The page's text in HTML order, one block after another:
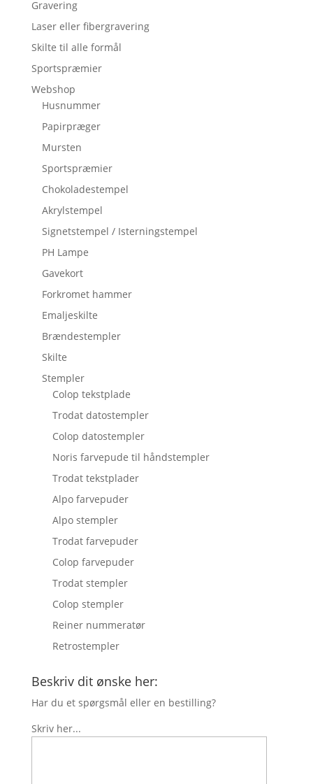
Gravering
Laser eller fibergravering
Skilte til alle formål
Sportspræmier
Webshop
Husnummer
Papirpræger
Mursten
Sportspræmier
Chokoladestempel
Akrylstempel
Signetstempel / Isterningstempel
PH Lampe
Gavekort
Forkromet hammer
Emaljeskilte
Brændestempler
Skilte
Stempler
Colop tekstplade
Trodat datostempler
Colop datostempler
Noris farvepude til håndstempler
Trodat tekstplader
Alpo farvepuder
Alpo stempler
Trodat farvepuder
Colop farvepuder
Trodat stempler
Colop stempler
Reiner nummeratør
Retrostempler
Beskriv dit ønske her:
Har du et spørgsmål eller en bestilling?
Skriv her...